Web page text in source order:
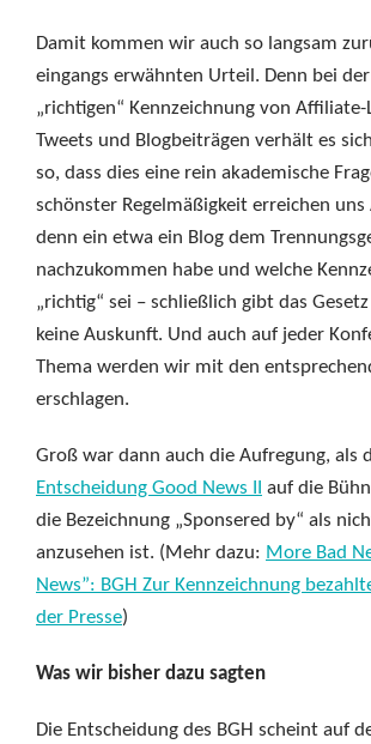
Damit kommen wir auch so langsam
eingangs erwähnten Urteil. Denn bei
„richtigen“ Kennzeichnung von
Tweets und Blogbeiträgen verhält es
so, dass dies eine rein akademische
schönster Regelmäßigkeit erreichen
denn ein etwa ein Blog dem
nachzukommen habe und welche
„richtig“ sei – schließlich gibt das
keine Auskunft. Und auch auf jeder
Thema werden wir mit den
erschlagen.
Groß war dann auch die Aufregung, als
Entscheidung Good News II
auf die
die Bezeichnung „Sponsered by“ als
anzusehen ist. (Mehr dazu: More Bad
News”: BGH Zur Kennzeichnung
der Presse)
Was wir bisher dazu sagten
Die Entscheidung des BGH scheint auf